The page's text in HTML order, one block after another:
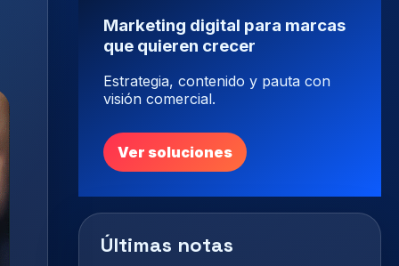
Marketing digital para marcas
que quieren crecer
Estrategia, contenido y pauta con
visión comercial.
Ver soluciones
Últimas notas